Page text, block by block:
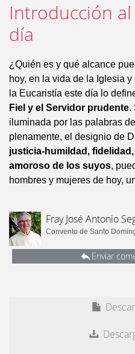
Introducción
día
¿Quién es y qué alcance
hoy, en la vida de la Iglesia
la Eucaristía este día lo
Fiel y el Servidor prudente.
iluminada por las palabras
plenamente, el designio de
justicia-humildad,
amoroso de los suyos,
hombres y mujeres de hoy,
Fray José Antonio
Convento de Santo
Enviar